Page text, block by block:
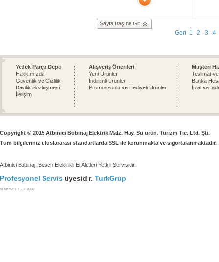
Sayfa Başına Git
Geri 1 2 3 4
Yedek Parça Depo
Hakkımızda
Güvenlik ve Gizlilik
Bayilik Sözleşmesi
İletişim
Alışveriş Önerileri
Yeni Ürünler
İndirimli Ürünler
Promosyonlu ve Hediyeli Ürünler
Müşteri
Teslimat
Banka
İptal ve
Copyright © 2015 Atbinici Bobinaj Elektrik Malz. Hay. Su ürün. Turizm Tic. Ltd. Şti.
Tüm bilgileriniz uluslararası standartlarda SSL ile korunmakta ve sigortalanmaktadır.
Atbinici Bobinaj, Bosch Elektrikli El Aletleri Yetkili Servisidir.
Profesyonel Servis üyesidir. TurkGrup
SÜRÜM: 1.1.0.1 1000